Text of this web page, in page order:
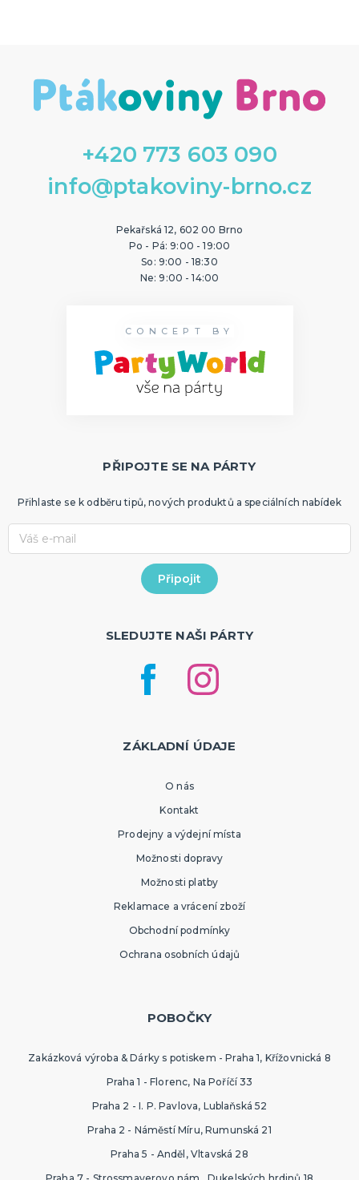
+420 773 603 090
info@ptakoviny-brno.cz
Pekařská 12, 602 00 Brno
Po - Pá: 9:00 - 19:00
So: 9:00 - 18:30
Ne: 9:00 - 14:00
CONCEPT BY
PŘIPOJTE SE NA PÁRTY
Přihlaste se k odběru tipů, nových produktů a speciálních nabídek
SLEDUJTE NAŠI PÁRTY
ZÁKLADNÍ ÚDAJE
O nás
Kontakt
Prodejny a výdejní místa
Možnosti dopravy
Možnosti platby
Reklamace a vrácení zboží
Obchodní podmínky
Ochrana osobních údajů
POBOČKY
Zakázková výroba & Dárky s potiskem - Praha 1, Křížovnická 8
Praha 1 - Florenc, Na Poříčí 33
Praha 2 - I. P. Pavlova, Lublaňská 52
Praha 2 - Náměstí Míru, Rumunská 21
Praha 5 - Anděl, Vltavská 28